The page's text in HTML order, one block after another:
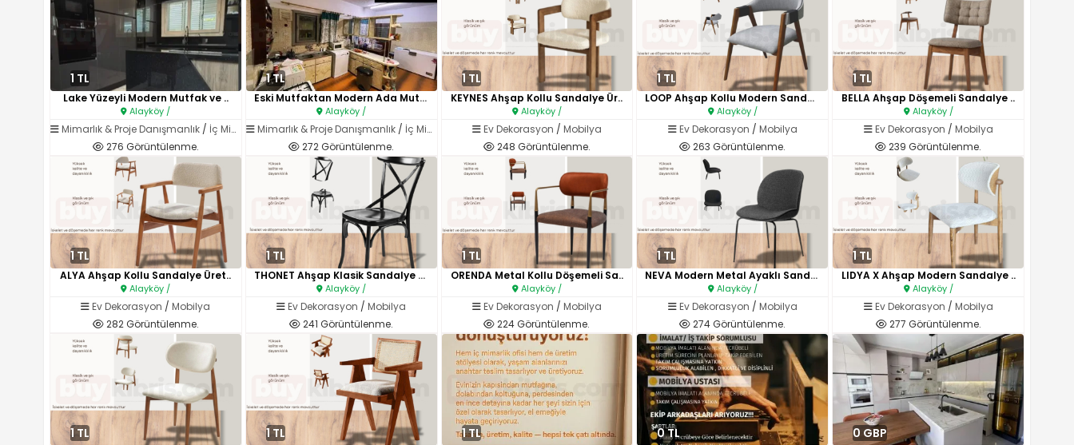
1 TL
Lake Yüzeyli Modern Mutfak ve ..
Alayköy /
Mimarlık & Proje Danışmanlık/ İç Mimarlık
276 Görüntülenme.
1 TL
Eski Mutfaktan Modern Ada Mutf..
Alayköy /
Mimarlık & Proje Danışmanlık/ İç Mimarlık
272 Görüntülenme.
1 TL
KEYNES Ahşap Kollu Sandalye Ür..
Alayköy /
Ev Dekorasyon / Mobilya
248 Görüntülenme.
1 TL
LOOP Ahşap Kollu Modern Sandal..
Alayköy /
Ev Dekorasyon / Mobilya
263 Görüntülenme.
1 TL
BELLA Ahşap Döşemeli Sandalye ..
Alayköy /
Ev Dekorasyon / Mobilya
239 Görüntülenme.
1 TL
ALYA Ahşap Kollu Sandalye Üret..
Alayköy /
Ev Dekorasyon /Mobilya
282 Görüntülenme.
1 TL
THONET Ahşap Klasik Sandalye Ü..
Alayköy /
Ev Dekorasyon /Mobilya
241 Görüntülenme.
1 TL
ORENDA Metal Kollu Döşemeli Sa..
Alayköy /
Ev Dekorasyon / Mobilya
224 Görüntülenme.
1 TL
NEVA Modern Metal Ayaklı Sanda..
Alayköy /
Ev Dekorasyon / Mobilya
274 Görüntülenme.
1 TL
LIDYA X Ahşap Modern Sandalye ..
Alayköy /
Ev Dekorasyon / Mobilya
277 Görüntülenme.
1 TL 1 TL 1 TL 0 TL 0 GBP